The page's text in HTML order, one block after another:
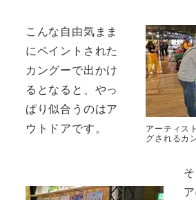
アーティス
グされるカ
こんな自由気まま
にペイントされた
カングーで出かけ
るとなると、やっ
ぱり似合うのはア
ウトドアです。